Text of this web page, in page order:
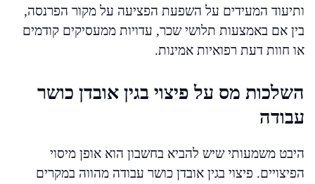
ותיעוד המעידים על השפעת הפציעה על מקור הפרנסה,
בין אם באמצעות תלושי שכר, עדויות ממעסיקים קודמים
או חוות דעת רפואיות אמינות.
השלכות מס על פיצוי בגין אובדן כושר
עבודה
היבט משמעותי שיש להביא בחשבון הוא אופן מיסוי
הפיצויים. פיצוי בגין אובדן כושר עבודה מהווה במקרים